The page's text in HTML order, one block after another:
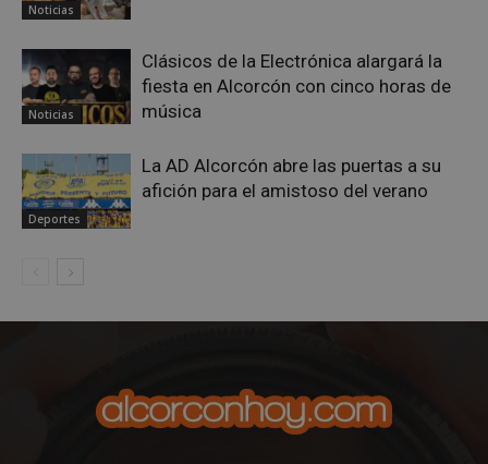
Noticias
Noticias
Clásicos de la Electrónica alargará la
fiesta en Alcorcón con cinco horas de
música
Deportes
La AD Alcorcón abre las puertas a su
afición para el amistoso del verano
sp_landing
VISITOR_PRIVACY_METADATA
YouTube
.youtube.com